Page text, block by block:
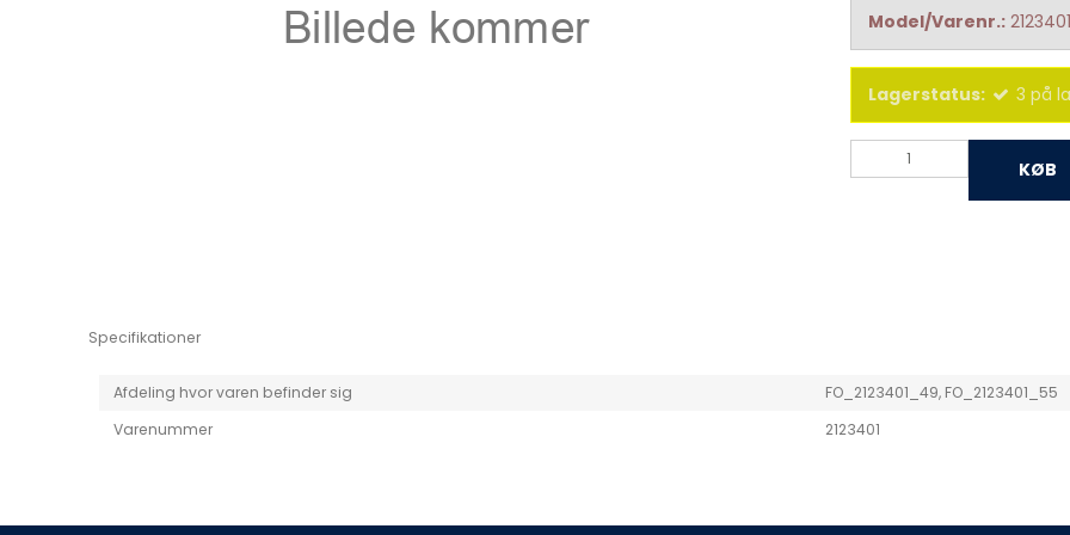
Niro EV
Model/Varenr.: 2123401
Lagerstatus: 3 på
KØB
Specifikationer
Afdeling hvor varen befinder sig
FO_2123401_49, FO_2123401_55
Varenummer
2123401